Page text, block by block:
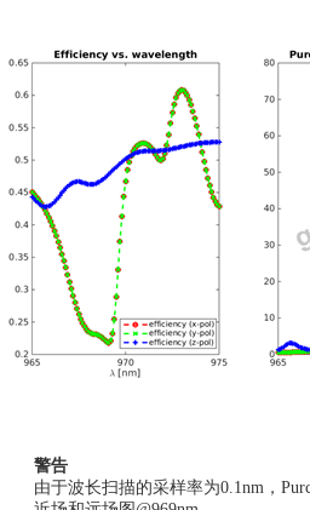
警告
由于波长扫描的采样率为0.1nm，